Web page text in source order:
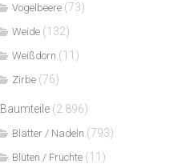
Vogelbeere (73)
Weide (132)
Weißdorn (11)
Zirbe (76)
Baumteile (2.896)
Blätter / Nadeln (793)
Blüten / Früchte (11)